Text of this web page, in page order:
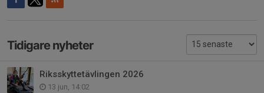
Tidigare nyheter
Riksskyttetävlingen 2026
13 jun, 14:02